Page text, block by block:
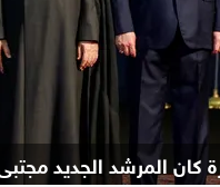
كان المرشد الجديد